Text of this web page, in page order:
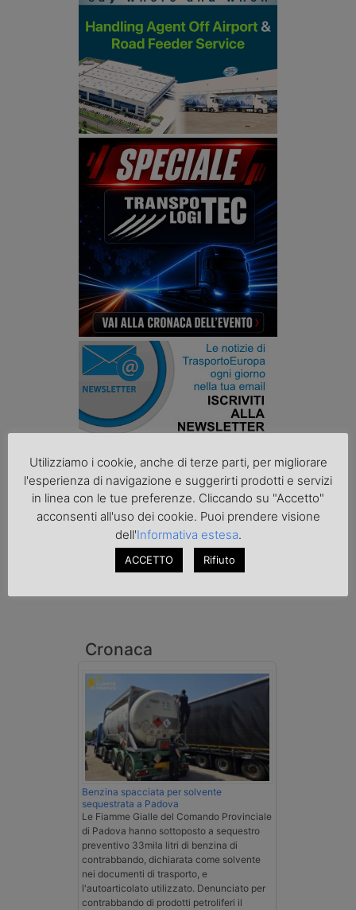
Podcast K44
Cronaca
Benzina spacciata per solvente
sequestrata a Padova
Le Fiamme Gialle del Comando Provinciale
di Padova hanno sottoposto a sequestro
preventivo 33mila litri di benzina di
contrabbando, dichiarata come solvente
nei documenti di trasporto, e
l'autoarticolato utilizzato. Denunciato per
contrabbando di prodotti petroliferi il
Utilizziamo i cookie, anche di terze parti, per migliorare
l'esperienza di navigazione e suggerirti prodotti e servizi
in linea con le tue preferenze. Cliccando su "Accetto"
acconsenti all'uso dei cookie. Puoi prendere visione
dell'Informativa estesa.
ACCETTO Rifiuto